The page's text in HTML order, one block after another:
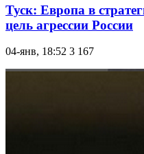
Туск: Европа в
цель агрессии России
04-янв, 18:52 3 167